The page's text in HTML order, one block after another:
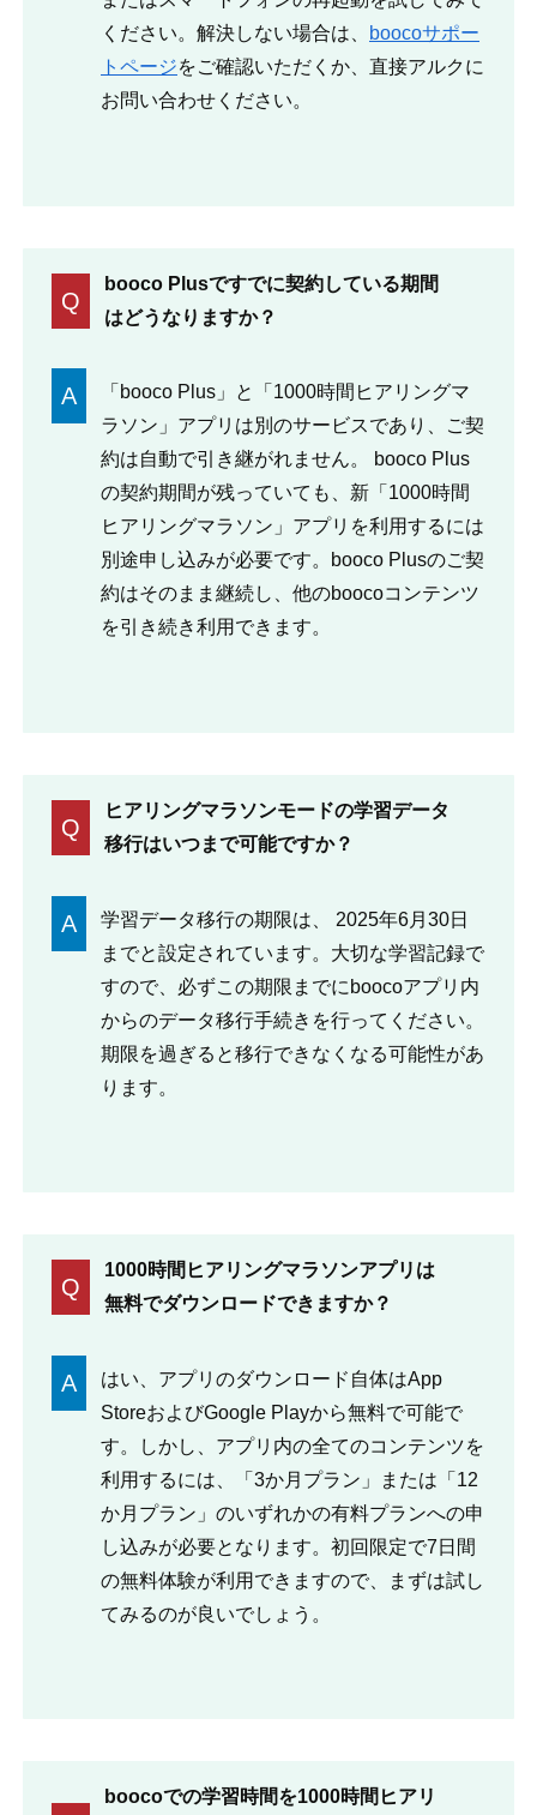
ください。解決しない場合は、
boocoサポー
トページをご確認いただくか、直接アルクに
お問い合わせください。
Q
booco Plusですでに契約している期間
はどうなりますか？
A
「booco Plus」と「1000時間ヒアリングマ
ラソン」アプリは別のサービスであり、ご契
約は自動で引き継がれません。 booco Plus
の契約期間が残っていても、新「1000時間
ヒアリングマラソン」アプリを利用するには
別途申し込みが必要です。booco Plusのご契
約はそのまま継続し、他のboocoコンテンツ
を引き続き利用できます。
Q
ヒアリングマラソンモードの学習データ
移行はいつまで可能ですか？
A
学習データ移行の期限は、 2025年6月30日
までと設定されています。大切な学習記録で
すので、必ずこの期限までにboocoアプリ内
からのデータ移行手続きを行ってください。
期限を過ぎると移行できなくなる可能性があ
ります。
Q
1000時間ヒアリングマラソンアプリは
無料でダウンロードできますか？
A
はい、アプリのダウンロード自体はApp
StoreおよびGoogle Playから無料で可能で
す。しかし、アプリ内の全てのコンテンツを
利用するには、「3か月プラン」または「12
か月プラン」のいずれかの有料プランへの申
し込みが必要となります。初回限定で7日間
の無料体験が利用できますので、まずは試し
てみるのが良いでしょう。
boocoでの学習時間を1000時間ヒアリ